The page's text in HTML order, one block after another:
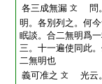
各三成無漏 文
問
明。各別列之。何
眠談。合二無明爲
三。十一遍使同此
二無明也
義可准之 文
光云